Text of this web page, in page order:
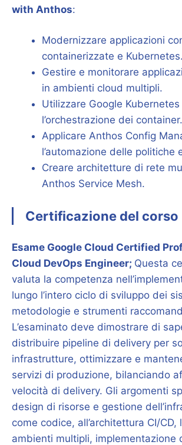
with Anthos:
Modernizzare applicazioni
containerizzate e Kubernetes.
Gestire e monitorare
in ambienti cloud multipli.
Utilizzare Google
l’orchestrazione dei container.
Applicare Anthos Config
l’automazione delle politiche
Creare architetture di rete
Anthos Service Mesh.
Certificazione del corso
Esame Google Cloud Certified
Cloud DevOps Engineer; Questa
valuta la competenza
lungo l’intero ciclo di sviluppo dei
metodologie e strumenti
L’esaminato deve dimostrare di
distribuire pipeline di delivery per
infrastrutture, ottimizzare e
servizi di produzione, bilanciando
velocità di delivery. Gli argomenti
design di risorse e gestione
come codice, all’architettura CI/CD,
ambienti multipli, implementazione